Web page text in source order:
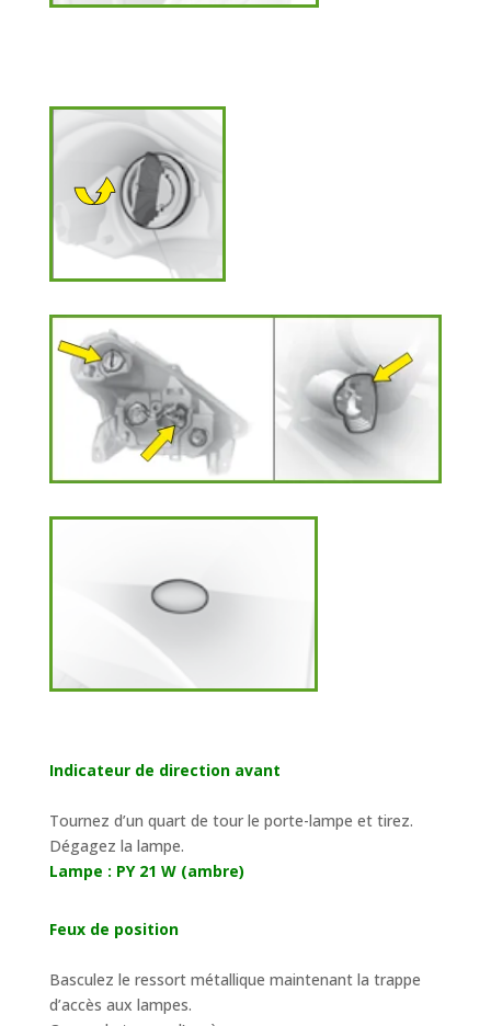
Indicateur de direction avant
Tournez d’un quart de tour le porte-lampe et tirez.
Dégagez la lampe.
Lampe : PY 21 W (ambre)
Feux de position
Basculez le ressort métallique maintenant la trappe
d’accès aux lampes.